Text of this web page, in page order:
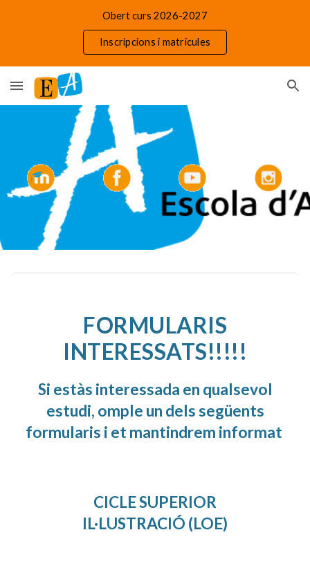
Obert curs 2026-2027
Inscripcions i matrícules
FORMULARIS
INTERESSATS!!!!!
Si estàs interessada en qualsevol
estudi, omple un dels següents
formularis i et mantindrem informat
CICLE SUPERIOR
IL·LUSTRACIÓ (LOE)